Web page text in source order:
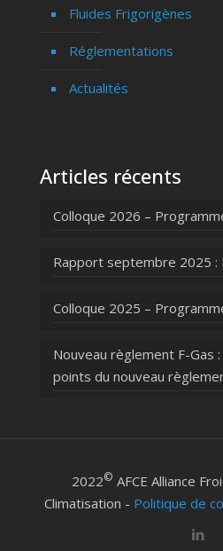
Fluides Frigorigènes
Réglementations
Actualités
Articles récents
Colloque 2026 –
Rapport septembre 2025 :
Colloque 2025 –
Nouveau règlement F-Gas
points du nouveau
2022© AFCE Alliance
Climatisation - Politique de